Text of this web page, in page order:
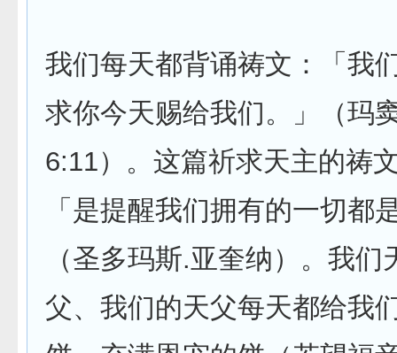
我们每天都背诵祷文：「我
求你今天赐给我们。」（玛
6:11）。这篇祈求天主的祷
「是提醒我们拥有的一切都
（圣多玛斯.亚奎纳）。我们
父、我们的天父每天都给我